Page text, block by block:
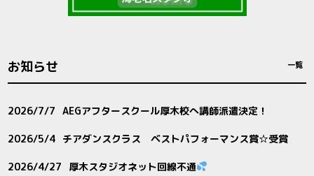
お知らせ 一覧
2026/7/7 AEGアフタースクール厚木校へ講師派遣決定！
2026/5/4 チアダンスクラス ベストパフォーマンス賞☆受賞
2026/4/27 厚木スタジオネット回線不通